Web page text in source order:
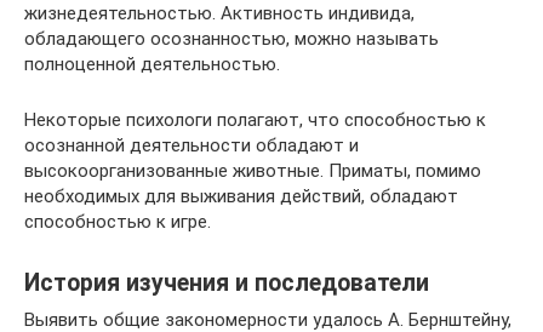
жизнедеятельностью. Активность индивида,
обладающего осознанностью, можно называть
полноценной деятельностью.
Некоторые психологи полагают, что способностью к
осознанной деятельности обладают и
высокоорганизованные животные. Приматы, помимо
необходимых для выживания действий, обладают
способностью к игре.
История изучения и последователи
Выявить общие закономерности удалось А. Бернштейну,